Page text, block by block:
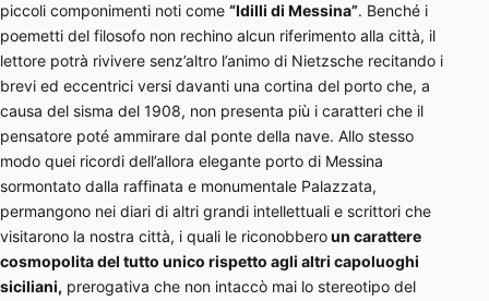
piccoli componimenti noti come “Idilli di Messina”. Benché i
poemetti del filosofo non rechino alcun riferimento alla città, il
lettore potrà rivivere senz’altro l’animo di Nietzsche recitando i
brevi ed eccentrici versi davanti una cortina del porto che, a
causa del sisma del 1908, non presenta più i caratteri che il
pensatore poté ammirare dal ponte della nave. Allo stesso
modo quei ricordi dell’allora elegante porto di Messina
sormontato dalla raffinata e monumentale Palazzata,
permangono nei diari di altri grandi intellettuali e scrittori che
visitarono la nostra città, i quali le riconobberoun carattere
cosmopolita del tutto unico rispetto agli altri capoluoghi
siciliani, prerogativa che non intaccò mai lo stereotipo del